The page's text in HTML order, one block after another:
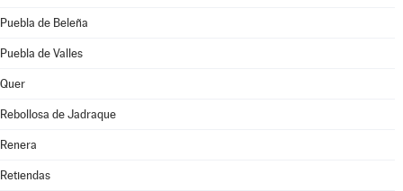
Puebla de Beleña
Puebla de Valles
Quer
Rebollosa de Jadraque
Renera
Retiendas